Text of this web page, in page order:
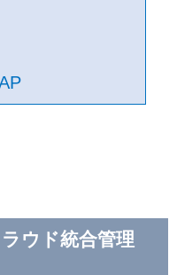
ウド統合管理